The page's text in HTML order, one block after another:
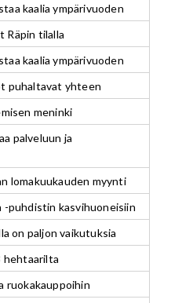
kaalia ympärivuoden
Räpin tilalla
kaalia ympärivuoden
puhaltavat yhteen
meninki
palveluun ja
lomakuukauden myynti
-puhdistin kasvihuoneisiin
on paljon vaikutuksia
hehtaarilta
ruokakauppoihin